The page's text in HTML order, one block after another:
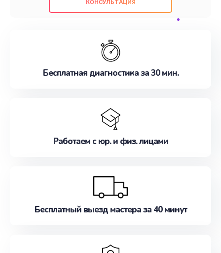
проведенных работ. Наша цель - предоставить
наилучшим образом. Не медлите записаться на
КОНСУЛЬТАЦИЯ
Бесплатная диагностика за 30 мин.
Работаем с юр. и физ. лицами
Бесплатный выезд мастера за 40 минут